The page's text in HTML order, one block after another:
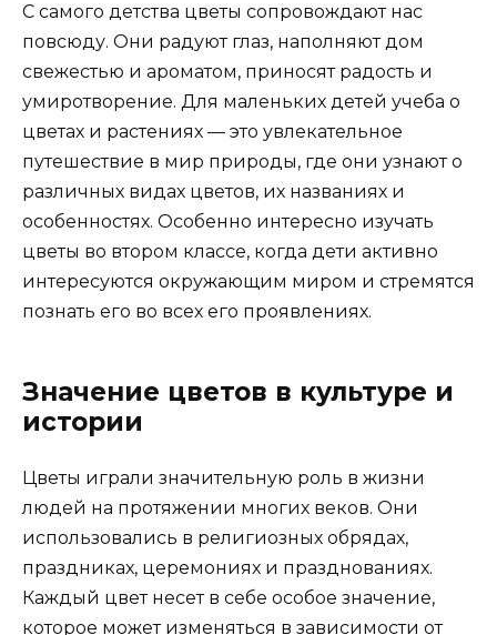
С самого детства цветы сопровождают нас
повсюду. Они радуют глаз, наполняют дом
свежестью и ароматом, приносят радость и
умиротворение. Для маленьких детей учеба о
цветах и растениях — это увлекательное
путешествие в мир природы, где они узнают о
различных видах цветов, их названиях и
особенностях. Особенно интересно изучать
цветы во втором классе, когда дети активно
интересуются окружающим миром и стремятся
познать его во всех его проявлениях.
Значение цветов в культуре и
истории
Цветы играли значительную роль в жизни
людей на протяжении многих веков. Они
использовались в религиозных обрядах,
праздниках, церемониях и празднованиях.
Каждый цвет несет в себе особое значение,
которое может изменяться в зависимости от